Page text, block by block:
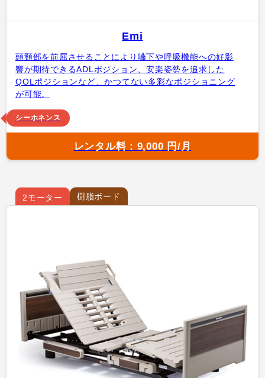
Emi
頭頸部を前屈させることにより嚥下や呼吸機能への好影
響が期待できるADLポジション、安楽姿勢を追求した
QOLポジションなど、かつてない多彩なポジショニング
が可能。
シーホネンス
レンタル料 : 9,000 円/月
2モーター 樹脂ボード